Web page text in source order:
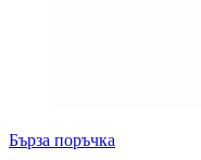
Бърза поръчка